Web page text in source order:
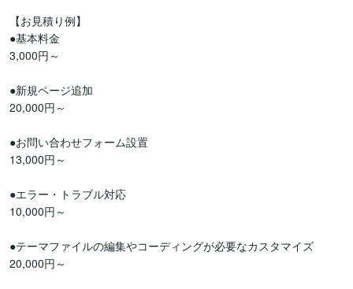
【お見積り例】
●基本料金
3,000円～
●新規ページ追加
20,000円～
●お問い合わせフォーム設置
13,000円～
●エラー・トラブル対応
10,000円～
●テーマファイルの編集やコーディングが必要なカスタマイズ
20,000円～